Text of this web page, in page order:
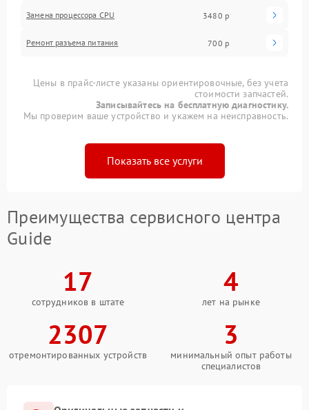
Замена процессора CPU 3480 р
Ремонт разъема питания 700 р
Цены в прайс-листе указаны ориентировочные, без учета
стоимости запчастей.
Записывайтесь на бесплатную диагностику.
Мы проверим ваше устройство и укажем на неисправность.
Показать все услуги
Преимущества сервисного центра
Guide
17
сотрудников в штате
4
лет на рынке
2307
отремонтированных устройств
3
минимальный опыт работы
специалистов